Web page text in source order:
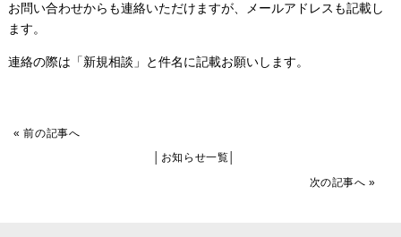
お問い合わせからも連絡いただけますが、メールアドレスも記載し
ます。
連絡の際は「新規相談」と件名に記載お願いします。
«前の記事へ
お知らせ一覧
次の記事へ »